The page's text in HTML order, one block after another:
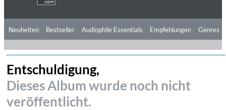
Neuheiten Bestseller Audiophile Essentials Empfehlungen
Hörtipps Top Alben Angebote Preorder Vorschau Free Sampler
Videos
Genres
Entschuldigung,
Dieses Album wurde noch nicht
veröffentlicht.